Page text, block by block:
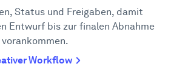
Status und Freigaben, damit
Entwurf bis zur finalen Abnahme
vorankommen.
Workflow